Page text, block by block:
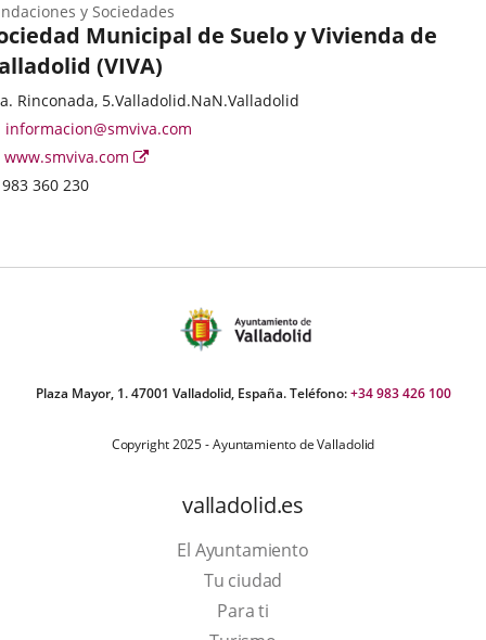
Municipal de Suelo y Vivienda de
(VIVA)
y Sociedades
Rinconada, 5.Valladolid.NaN.Valladolid
informacion@smviva.com
www.smviva.com
Enlace
983 360 230
Plaza Mayor, 1. 47001 Valladolid, España. Teléfono:+34 983 426 100
Copyright 2025 - Ayuntamiento de Valladolid
valladolid.es
El Ayuntamiento
Tu ciudad
Para ti